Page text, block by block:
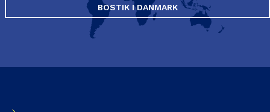
BOSTIK I DANMARK